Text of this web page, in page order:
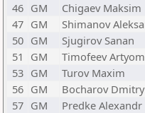
46 GM Chigaev Maksim
47 GM Shimanov
50 GM Sjugirov Sanan
51
GM Timofeev Artyom
53 GM Turov Maxim
56 GM Bocharov Dmitry
57 GM Predke Alexandr